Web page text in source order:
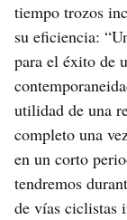
tiempo trozos
su eficiencia:
para el éxito de
utilidad de una
completo una
en un corto
tendremos
de vías ciclistas